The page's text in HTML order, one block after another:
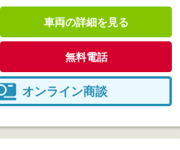
車両の詳細を見る
無料電話
オンライン商談